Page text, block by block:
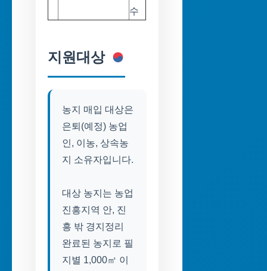
수
지원대상
농지 매입 대상은
은퇴(예정) 농업
인, 이농, 상속농
지 소유자입니다.
대상 농지는 농업
진흥지역 안, 진
흥 밖 경지정리
완료된 농지로 필
지별 1,000㎡ 이